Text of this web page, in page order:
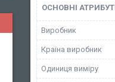
ОСНОВНІ
Виробник
Країна виробник
Одиниця виміру